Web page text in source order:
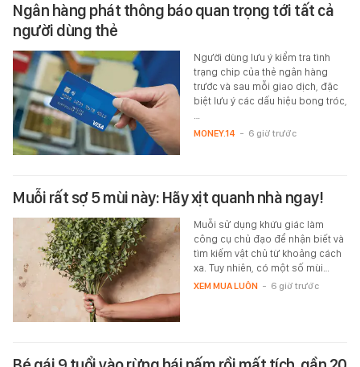
Ngân hàng phát thông báo quan trọng tới tất cả
người dùng thẻ
Người dùng lưu ý kiểm tra tình
trạng chip của thẻ ngân hàng
trước và sau mỗi giao dịch, đặc
biệt lưu ý các dấu hiệu bong tróc,
…
MONEY.14 - 6 giờ trước
Muỗi rất sợ 5 mùi này: Hãy xịt quanh nhà ngay!
Muỗi sử dụng khứu giác làm
công cụ chủ đạo để nhận biết và
tìm kiếm vật chủ từ khoảng cách
xa. Tuy nhiên, có một số mùi…
XEM MUA LUÔN - 6 giờ trước